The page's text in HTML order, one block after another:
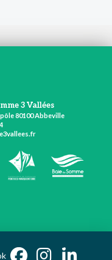
3 Vallées
80100 Abbeville